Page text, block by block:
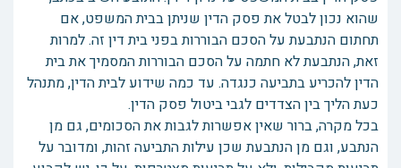
שהוא נכון לבטל את פסק הדין שניתן בבית המשפט, אם
תחתום הנתבעת על הסכם הבוררות בפני בית דין זה. למרות
זאת, הנתבעת לא חתמה על הסכם הבוררות המסמיך את בית
הדין להכריע בתביעה כנגדה. עד כמה שידוע לבית הדין, מתנהל
כעת הליך בין הצדדים לגבי ביטול פסק הדין.
בכל מקרה, ברור שאין אפשרות לגבות את הסכומים, גם מן
הנתבע, וגם מן הנתבעת שכן עילות התביעה זהות, ומדובר על